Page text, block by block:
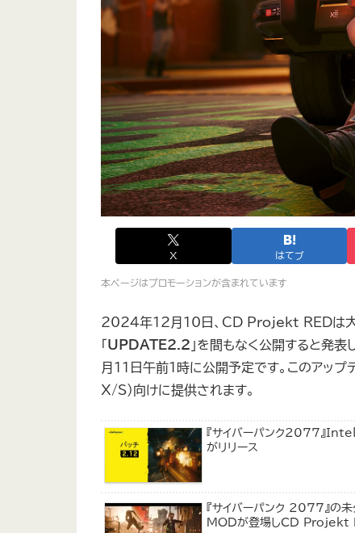
X はてブ
本ページはプロモーションが含まれています
2024年12月10日、CD Projekt REDは大
「 UPDATE2.2 」を間もなく公開すると発表
月11日午前1時に公開予定です。このアッ
X/S）向けに提供されます。
『サイバーパンク2077』
がリリース
『サイバーパンク 2077』の
MODが登場しCD Projekt